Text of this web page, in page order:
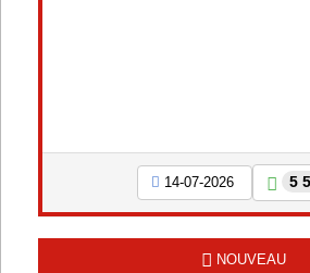
14-07-2026 5
NOUVEAU